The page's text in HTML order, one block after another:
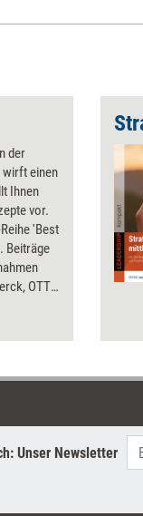
der
wirft einen
Ihnen
vor.
'Best
Beiträge
OTTO
wie
Unser Newsletter